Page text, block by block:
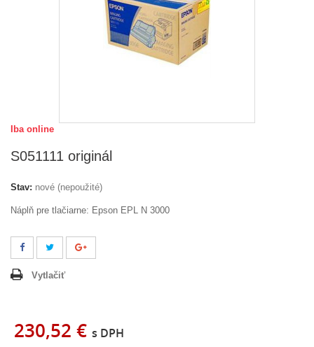
Iba online
S051111 originál
Stav: nové (nepoužité)
Náplň pre tlačiarne: Epson EPL N 3000
Vytlačiť
230,52 € s DPH